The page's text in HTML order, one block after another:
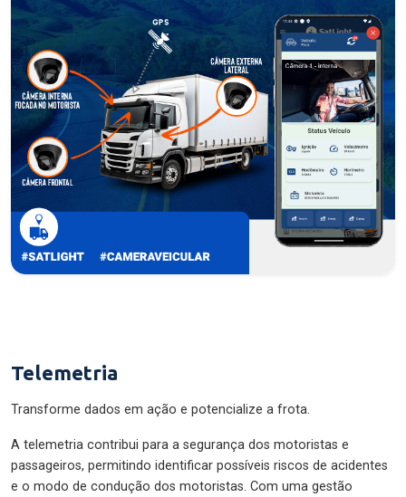
Telemetria
Transforme dados em ação e potencialize a frota.
A telemetria contribui para a segurança dos motoristas e
passageiros, permitindo identificar possíveis riscos de acidentes
e o modo de condução dos motoristas. Com uma gestão